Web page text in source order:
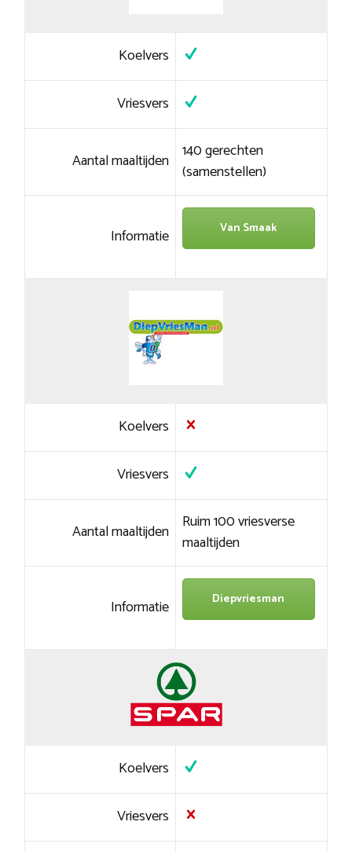
Koelvers
Vriesvers
Aantal maaltijden 140 gerechten
(samenstellen)
Informatie Van Smaak
Koelvers
Vriesvers
Aantal maaltijden Ruim 100 vriesverse
maaltijden
Informatie Diepvriesman
Koelvers
Vriesvers